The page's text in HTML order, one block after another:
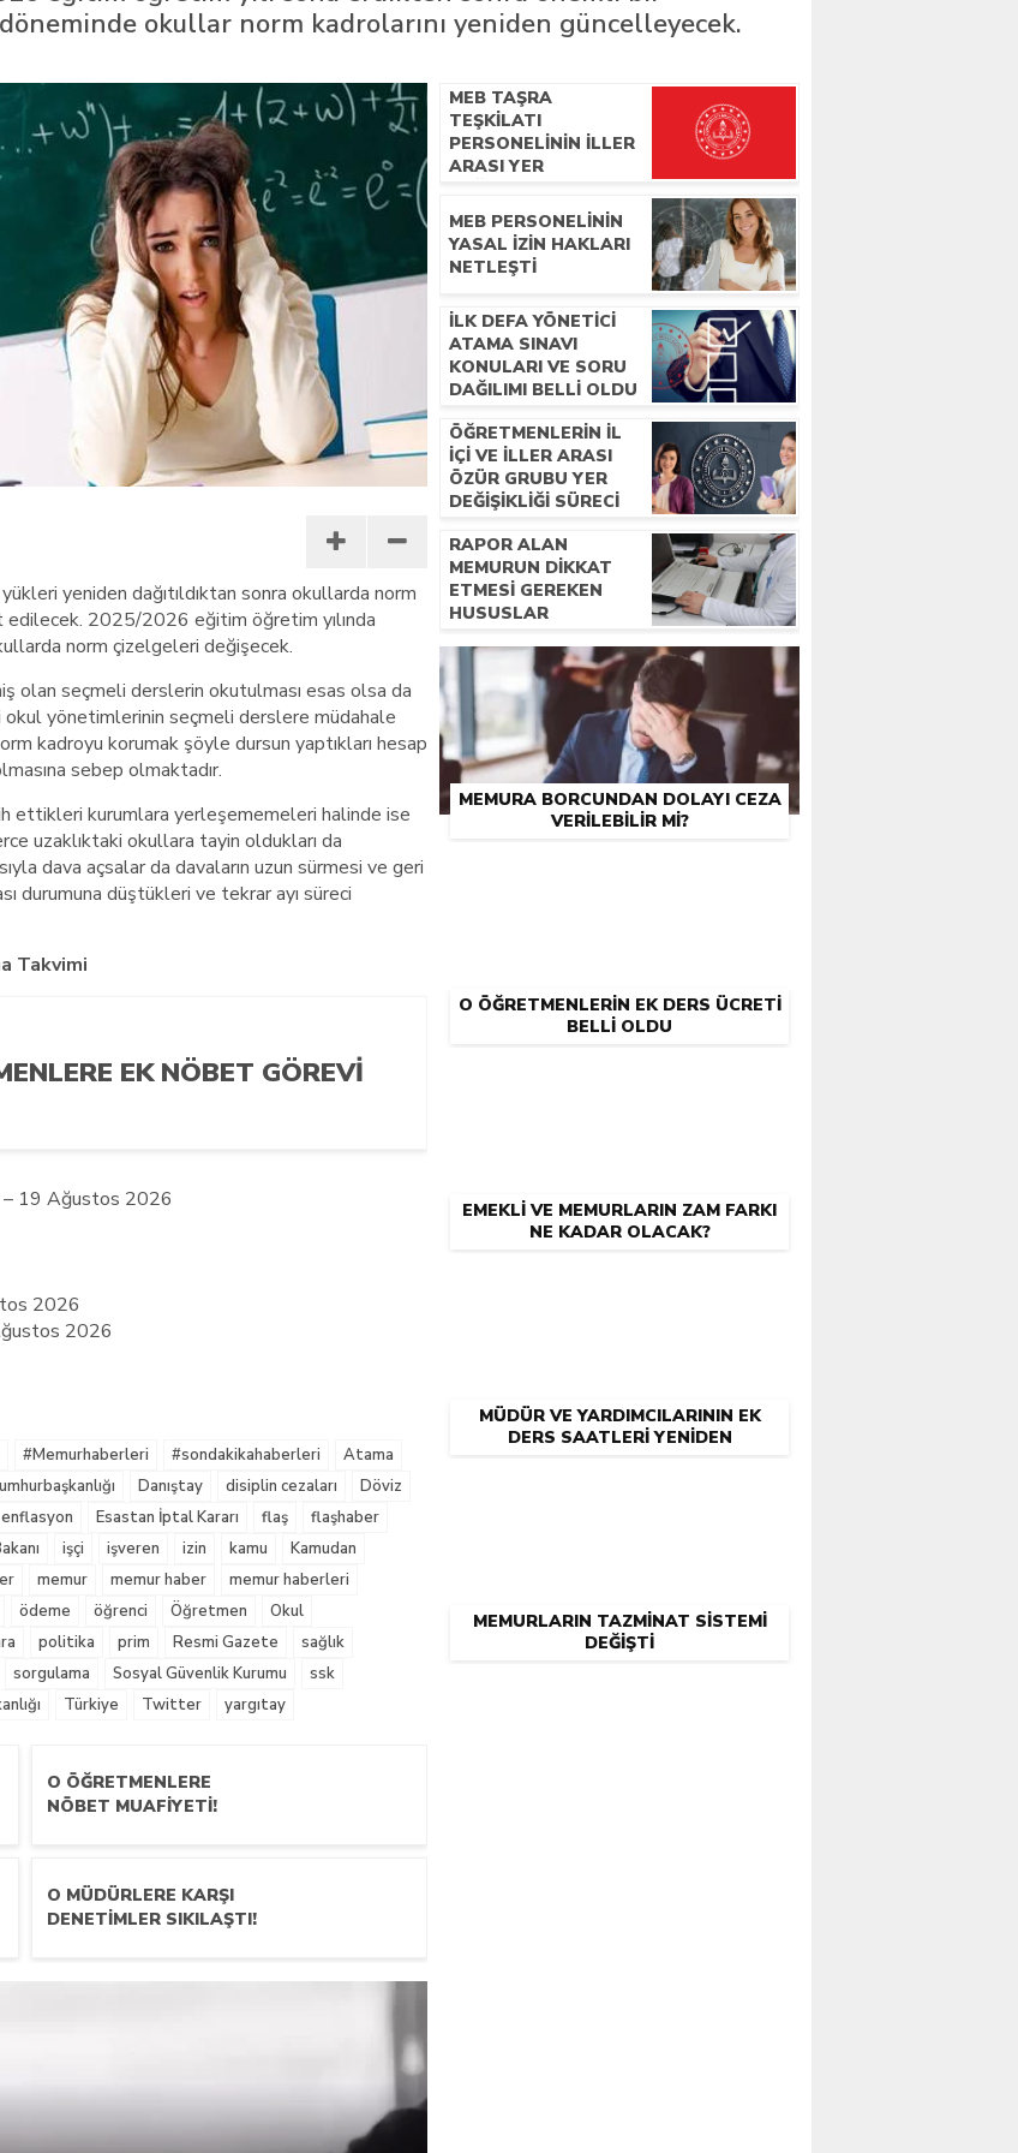
okullar norm kadrolarını yeniden güncelleyecek.
yeniden dağıtıldıktan sonra okullarda norm
2025/2026 eğitim öğretim yılında
norm çizelgeleri değişecek.
olan seçmeli derslerin okutulması esas olsa da
okul yönetimlerinin seçmeli derslere müdahale
kadroyu korumak şöyle dursun yaptıkları hesap
sebep olmaktadır.
ettikleri kurumlara yerleşememeleri halinde ise
uzaklıktaki okullara tayin oldukları da
dava açsalar da davaların uzun sürmesi ve geri
durumuna düştükleri ve tekrar ayı süreci
Takvimi
EK NÖBET GÖREVI
– 19 Ağustos 2026
2026
2026
#Memurhaberleri #sondakikahaberleri
Atama
Danıştay disiplin cezaları
Döviz
enflasyon Esastan İptal Kararı flaş
flaşhaber
işçi işveren izin kamu
Kamudan
memur memur haber
memur haberleri
ödeme öğrenci Öğretmen
Okul
politika prim Resmi Gazete
sağlık
sorgulama Sosyal Güvenlik Kurumu
ssk
Türkiye Twitter yargıtay
O ÖĞRETMENLERE
NÖBET MUAFIYETI!
O MÜDÜRLERE KARŞI
DENETIMLER SIKILAŞTI!
MEB TAŞRA
TEŞKILATI
PERSONELININ ILLER
ARASI YER
SONUÇLARI
AÇIKLANDI
MEB PERSONELININ
YASAL İZIN HAKLARI
NETLEŞTI
İLK DEFA YÖNETICI
ATAMA SINAVI
KONULARI VE SORU
DAĞILIMI BELLI OLDU
ÖĞRETMENLERIN IL
IÇI VE ILLER ARASI
ÖZÜR GRUBU YER
DEĞIŞIKLIĞI SÜRECI
RAPOR ALAN
MEMURUN DİKKAT
ETMESİ GEREKEN
HUSUSLAR
MEMURA BORCUNDAN DOLAYI CEZA
VERILEBILIR MI?
O ÖĞRETMENLERIN EK DERS ÜCRETI
BELLI OLDU
EMEKLI VE MEMURLARIN ZAM FARKI
NE KADAR OLACAK?
MÜDÜR VE YARDIMCILARININ EK
DERS SAATLERI YENIDEN
MEMURLARIN TAZMINAT SISTEMI
DEĞIŞTI